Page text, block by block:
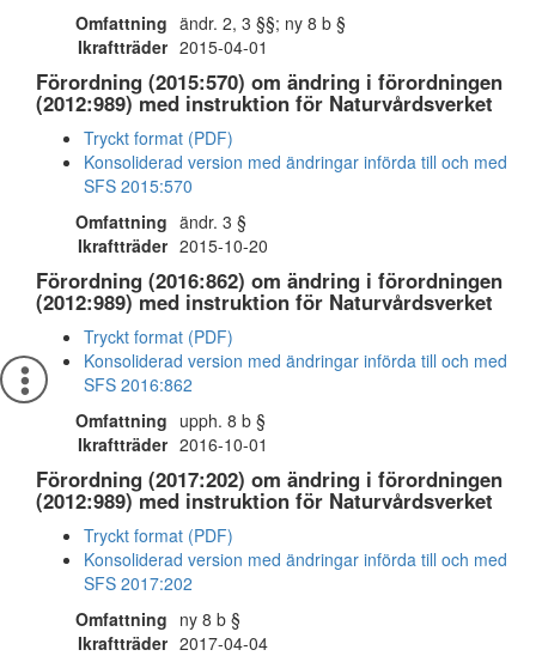
Omfattning ändr. 2, 3 §§; ny 8 b §
Ikraftträder 2015-04-01
Förordning (2015:570) om ändring i förordningen
(2012:989) med instruktion för Naturvårdsverket
Tryckt format (PDF)
Konsoliderad version med ändringar införda till och med
SFS 2015:570
Omfattning ändr. 3 §
Ikraftträder 2015-10-20
Förordning (2016:862) om ändring i förordningen
(2012:989) med instruktion för Naturvårdsverket
Tryckt format (PDF)
Konsoliderad version med ändringar införda till och med
SFS 2016:862
Omfattning upph. 8 b §
Ikraftträder 2016-10-01
Förordning (2017:202) om ändring i förordningen
(2012:989) med instruktion för Naturvårdsverket
Tryckt format (PDF)
Konsoliderad version med ändringar införda till och med
SFS 2017:202
Omfattning ny 8 b §
Ikraftträder 2017-04-04